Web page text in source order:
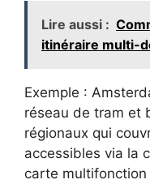
Lire aussi :
itinéraire multi-
Exemple :
réseau de tram et
régionaux qui
accessibles via la
carte